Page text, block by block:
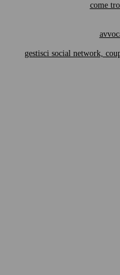
come
gestisci social network,